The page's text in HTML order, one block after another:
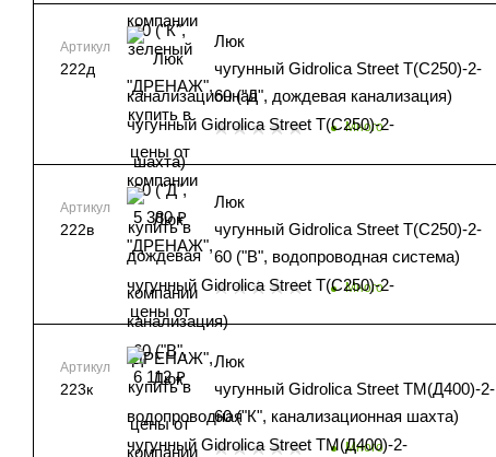
Артикул
222д
Люк
чугунный Gidrolica Street Т(C250)-2-
60 ("Д", дождевая канализация)
Много
Артикул
222в
Люк
чугунный Gidrolica Street Т(C250)-2-
60 ("В", водопроводная система)
Много
Артикул
223к
Люк
чугунный Gidrolica Street ТМ(Д400)-2-
60 ("К", канализационная шахта)
Много